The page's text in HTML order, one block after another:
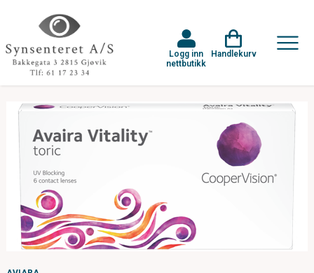
Logg inn
nettbutikk
Handlekurv